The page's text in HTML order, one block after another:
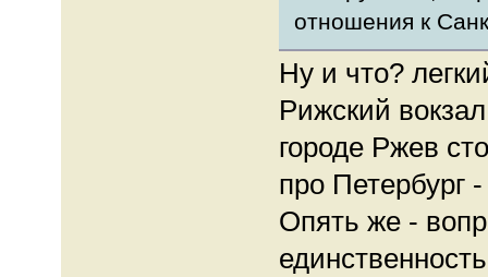
отношения к
Ну и что?
Рижский
городе Ржев
про Петербург
Опять же -